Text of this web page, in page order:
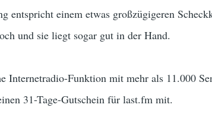
entspricht einem etwas großzügigeren
und sie liegt sogar gut in der Hand.
Internetradio-Funktion mit mehr als 11.000
31-Tage-Gutschein für last.fm mit.